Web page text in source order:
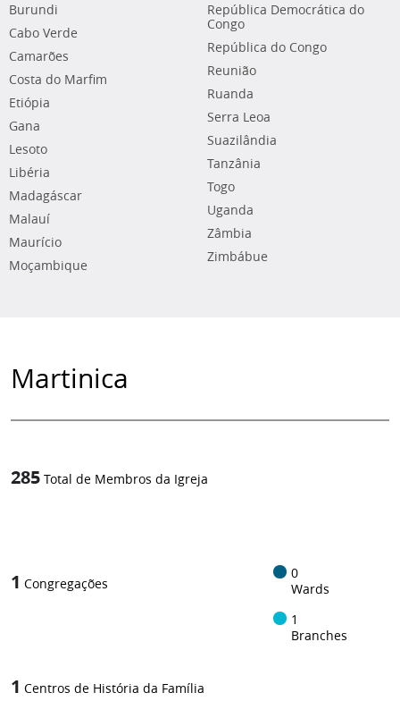
Burundi
Cabo Verde
Camarões
Costa do Marfim
Etiópia
Gana
Lesoto
Libéria
Madagáscar
Malauí
Maurício
Moçambique
República Democrática do
Congo
República do Congo
Reunião
Ruanda
Serra Leoa
Suazilândia
Tanzânia
Togo
Uganda
Zâmbia
Zimbábue
Martinica
285 Total de Membros da Igreja
1 Congregações
0
Wards
1
Branches
1 Centros de História da Família